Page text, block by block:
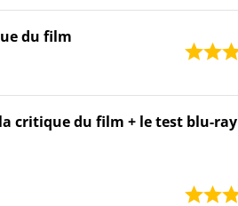
du film
critique du film + le test blu-ray